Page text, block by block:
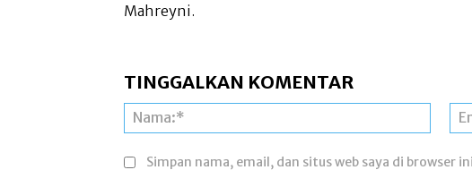
Mahreyni.
TINGGALKAN KOMENTAR
Simpan nama, email, dan situs web saya di browser